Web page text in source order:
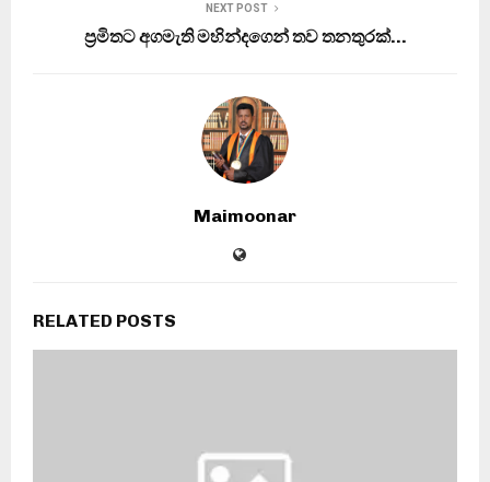
NEXT POST
ප‍්‍රමිතට අගමැති මහින්දගෙන් තව තනතුරක්…
Maimoonar
RELATED POSTS